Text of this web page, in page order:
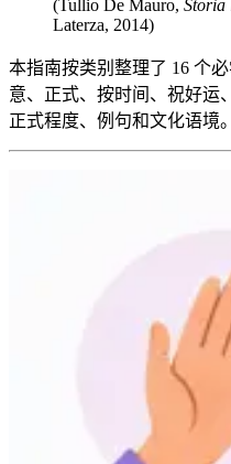
(Tullio De Mauro, Storia
Laterza, 2014)
本指南按类别整理了 16 个
意、正式、按时间、祝好运
正式程度、例句和文化语境。